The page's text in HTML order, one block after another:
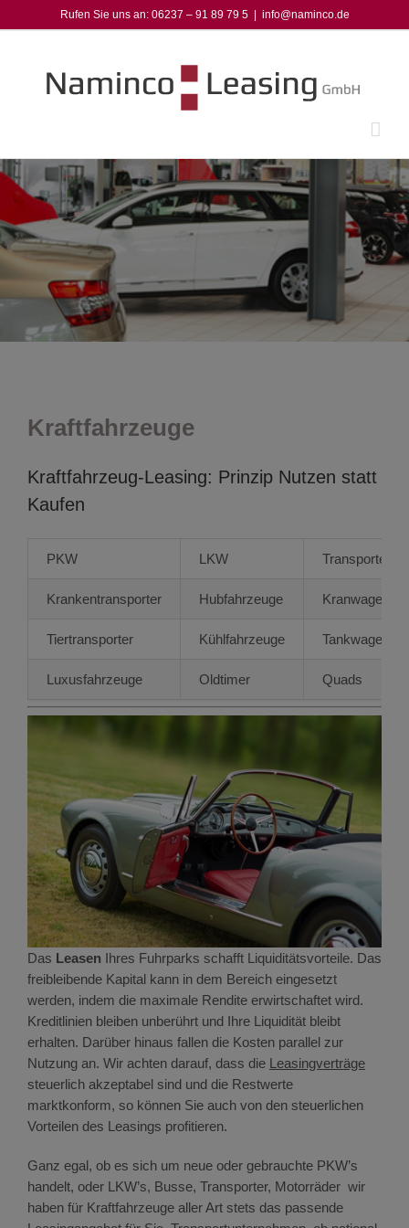
Inhalt
Rufen Sie uns an: 06237 – 91 89 79 5 info@naminco.de
Kraftfahrzeuge
Kraftfahrzeug-Leasing: Prinzip Nutzen statt
Kaufen
PKW LKW Transporter
Krankentransporter Hubfahrzeuge Kranwagen
Tiertransporter Kühlfahrzeuge Tankwagen
Luxusfahrzeuge Oldtimer Quads
Das Leasen Ihres Fuhrparks schafft Liquiditätsvorteile. Das
freibleibende Kapital kann in dem Bereich eingesetzt
werden, indem die maximale Rendite erwirtschaftet wird.
Kreditlinien bleiben unberührt und Ihre Liquidität bleibt
erhalten. Darüber hinaus fallen die Kosten parallel zur
Nutzung an. Wir achten darauf, dass die Leasingverträge
steuerlich akzeptabel sind und die Restwerte
marktkonform, so können Sie auch von den steuerlichen
Vorteilen des Leasings profitieren.
Ganz egal, ob es sich um neue oder gebrauchte PKW’s
handelt, oder LKW’s, Busse, Transporter, Motorräder wir
haben für Kraftfahrzeuge aller Art stets das passende